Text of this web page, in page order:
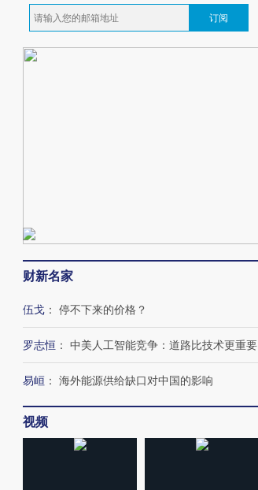
订阅
财新名家
伍戈 ： 停不下来的价格？
罗志恒 ： 中美人工智能竞争：道路比技术更重要
易峘 ： 海外能源供给缺口对中国的影响
视频